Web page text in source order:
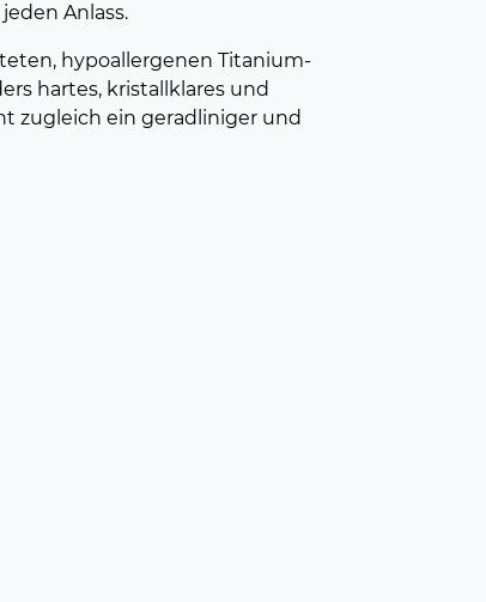
Anlass.
hypoallergenen Titanium-
hartes, kristallklares und
zugleich ein geradliniger und